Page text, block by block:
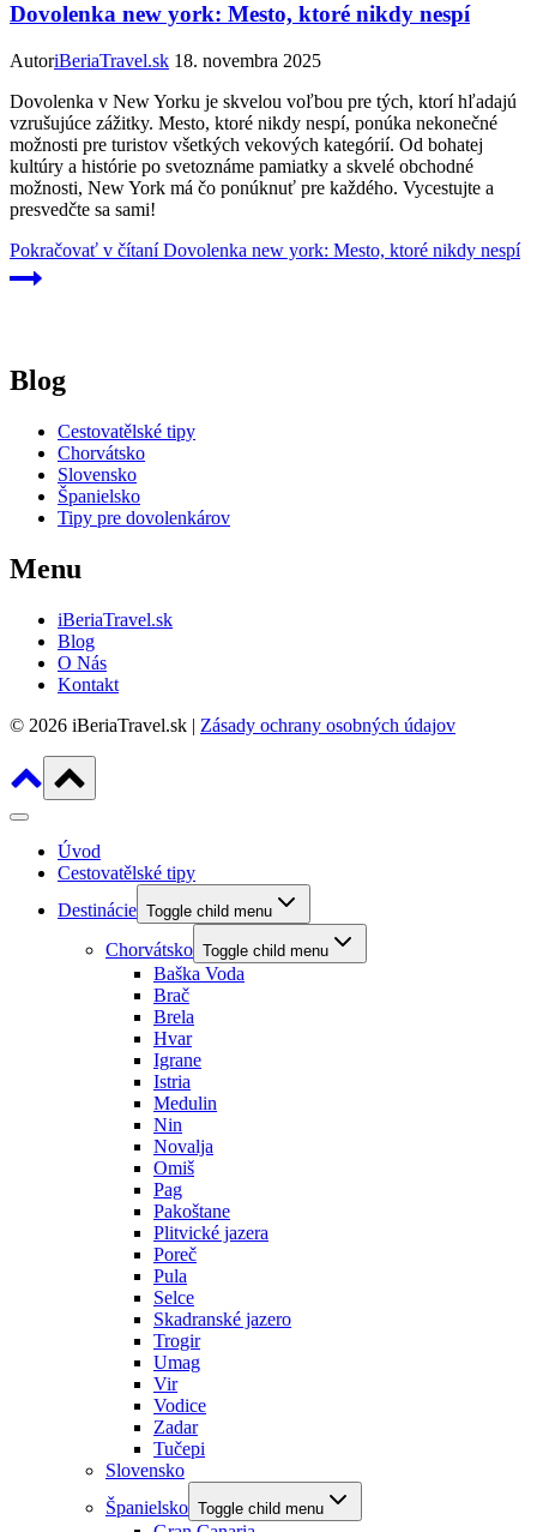
Dovolenka new york: Mesto, ktoré nikdy nespí
AutoriBeriaTravel.sk 18. novembra 2025
Dovolenka v New Yorku je skvelou voľbou pre tých, ktorí hľadajú
vzrušujúce zážitky. Mesto, ktoré nikdy nespí, ponúka nekonečné
možnosti pre turistov všetkých vekových kategórií. Od bohatej
kultúry a histórie po svetoznáme pamiatky a skvelé obchodné
možnosti, New York má čo ponúknuť pre každého. Vycestujte a
presvedčte sa sami!
Pokračovať v čítaníDovolenka new york: Mesto, ktoré nikdy nespí
Blog
Cestovatělské tipy
Chorvátsko
Slovensko
Španielsko
Tipy pre dovolenkárov
Menu
iBeriaTravel.sk
Blog
O Nás
Kontakt
© 2026 iBeriaTravel.sk | Zásady ochrany osobných údajov
Úvod
Cestovatělské tipy
Destinácie Toggle child menu
Chorvátsko Toggle child menu
Baška Voda
Brač
Brela
Hvar
Igrane
Istria
Medulin
Nin
Novalja
Omiš
Pag
Pakoštane
Plitvické jazera
Poreč
Pula
Selce
Skadranské jazero
Trogir
Umag
Vir
Vodice
Zadar
Tučepi
Slovensko
Španielsko Toggle child menu